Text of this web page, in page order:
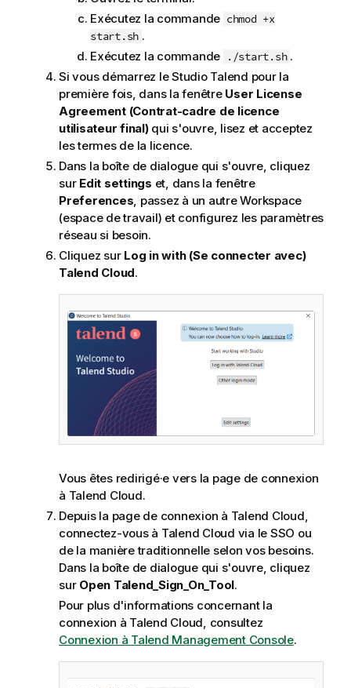
Exécutez la commande chmod +x
start.sh .
Exécutez la commande
./start.sh .
Si vous démarrez leStudio Talend pour la
première fois, dans la fenêtre User License
Agreement (Contrat-cadre de licence
utilisateur final)qui s'ouvre, lisez et acceptez
les termes de la licence.
Dans la boîte de dialogue qui s'ouvre, cliquez
sur Edit settings et, dans la fenêtre
Preferences, passez à un autre Workspace
(espace de travail) et configurez les paramètres
réseau si besoin.
Cliquez sur Log in with (Se connecter avec)
Talend Cloud.
Vous êtes redirigé·e vers la page de connexion
à Talend Cloud.
Depuis la page de connexion à Talend Cloud,
connectez-vous à Talend Cloud via le SSO ou
de la manière traditionnelle selon vos besoins.
Dans la boîte de dialogue qui s'ouvre, cliquez
sur Open Talend_Sign_On_Tool.
Pour plus d'informations concernant la
connexion à Talend Cloud, consultez
Connexion à Talend Management Console.